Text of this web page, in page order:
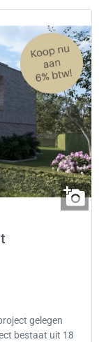
gelegen
bestaat uit 18